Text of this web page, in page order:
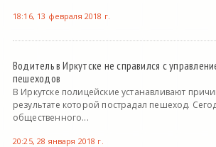
18:16, 13 февраля 2018 г.
Водитель в Иркутске не справился с
пешеходов
В Иркутске полицейские устанавливают
результате которой пострадал пешеход.
общественного...
20:25, 28 января 2018 г.